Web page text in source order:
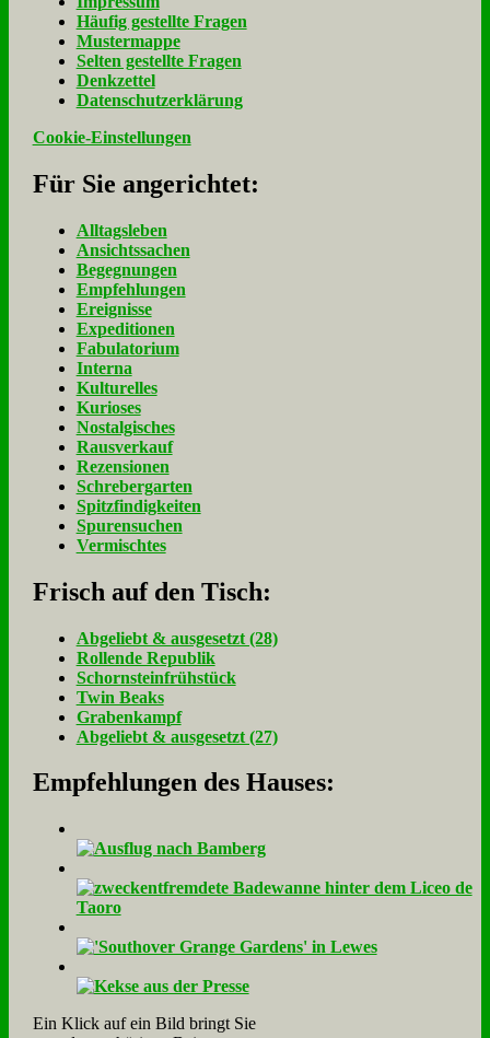
Häu­fig ge­stell­te Fra­gen
Mu­ster­map­pe
Sel­ten ge­stell­te Fra­gen
Denk­zet­tel
Da­ten­schutz­er­klä­rung
Cookie-Einstellungen
Für Sie an­ge­rich­tet:
Alltagsleben
Ansichtssachen
Begegnungen
Empfehlungen
Ereignisse
Expeditionen
Fabulatorium
Interna
Kulturelles
Kurioses
Nostalgisches
Rausverkauf
Rezensionen
Schrebergarten
Spitzfindigkeiten
Spurensuchen
Vermischtes
Frisch auf den Tisch:
Ab­ge­liebt & aus­ge­setzt (28)
Rol­len­de Re­pu­blik
Schorn­stein­früh­stück
Twin Beaks
Gra­ben­kampf
Ab­ge­liebt & aus­ge­setzt (27)
Empfehlungen des Hauses:
Ein Klick auf ein Bild bringt Sie